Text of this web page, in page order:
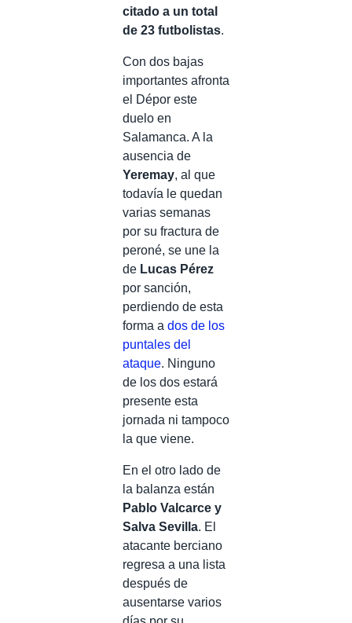
citado a un total
de 23 futbolistas.
Con dos bajas
importantes afronta
el Dépor este
duelo en
Salamanca. A la
ausencia de
Yeremay, al que
todavía le quedan
varias semanas
por su fractura de
peroné, se une la
de Lucas Pérez
por sanción,
perdiendo de esta
forma a dos de los
puntales del
ataque. Ninguno
de los dos estará
presente esta
jornada ni tampoco
la que viene.
En el otro lado de
la balanza están
Pablo Valcarce y
Salva Sevilla. El
atacante berciano
regresa a una lista
después de
ausentarse varios